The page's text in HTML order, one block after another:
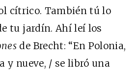
cítrico. También tú lo
tu jardín. Ahí leí los
de Brecht: “En Polonia,
y nueve, / se libró una